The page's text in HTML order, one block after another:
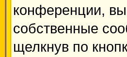
конференции, вы
собственные
щелкнув по